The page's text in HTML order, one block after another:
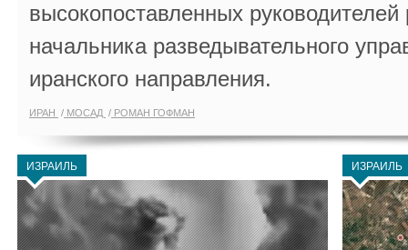
высокопоставленных
начальника разведывательного
иранского направления.
ИРАН МОСАД РОМАН ГОФМАН
ИЗРАИЛЬ ИЗРАИЛЬ